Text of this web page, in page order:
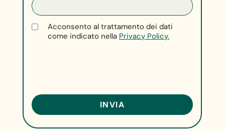
Acconsento al trattamento dei dati
come indicato nella Privacy Policy.